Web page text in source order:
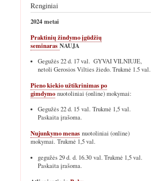
Renginiai
2024 metai
Praktinių žindymo įgūdžių
seminaras NAUJA
Gegužės 22 d. 17 val. GYVAI VILNIUJE,
netoli Gerosios Vilties žiedo. Trukmė 1.5 val.
Pieno kiekio užtikrinimas po
gimdymo nuotoliniai (online) mokymai:
Gegužės 22 d. 15 val. Trukmė 1,5 val.
Paskaita įrašoma.
Nujunkymo menas nuotoliniai (online)
mokymai. Trukmė 1,5 val.
gegužės 29 d. d. 16.30 val. Trukmė 1,5 val.
Paskaita įrašoma.